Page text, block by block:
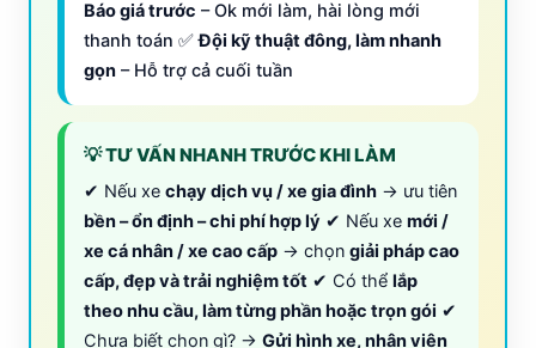
Báo giá trước – Ok mới làm, hài lòng mới
thanh toán ✅Đội kỹ thuật đông, làm nhanh
gọn – Hỗ trợ cả cuối tuần
💡 TƯ VẤN NHANH TRƯỚC KHI LÀM
✔ Nếu xe chạy dịch vụ / xe gia đình → ưu tiên
bền – ổn định – chi phí hợp lý ✔ Nếu xe mới /
xe cá nhân / xe cao cấp → chọn giải pháp cao
cấp, đẹp và trải nghiệm tốt ✔ Có thể lắp
theo nhu cầu, làm từng phần hoặc trọn gói ✔
Chưa biết chọn gì? → Gửi hình xe, nhân viên